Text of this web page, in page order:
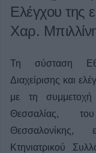
Ελέγχου της
Χαρ.
Τη σύσταση
Διαχείρισης και
με τη
Θεσσαλίας, του
Θεσσαλονίκης,
Κτηνιατρικού